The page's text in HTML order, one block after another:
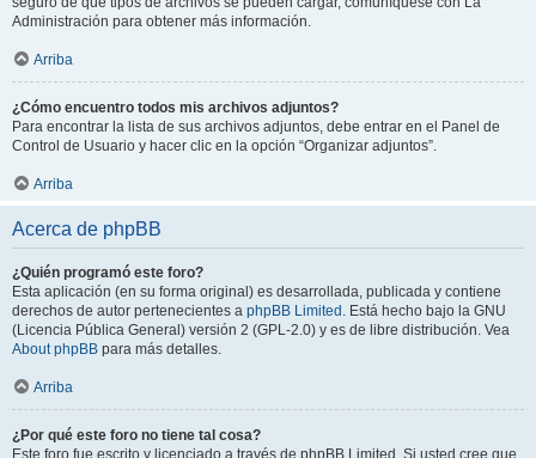
Administración para obtener más información.
Arriba
¿Cómo encuentro todos mis archivos adjuntos?
Para encontrar la lista de sus archivos adjuntos, debe entrar en el Panel de
Control de Usuario y hacer clic en la opción “Organizar adjuntos”.
Arriba
Acerca de phpBB
¿Quién programó este foro?
Esta aplicación (en su forma original) es desarrollada, publicada y contiene
derechos de autor pertenecientes a phpBB Limited . Está hecho bajo la GNU
(Licencia Pública General) versión 2 (GPL-2.0) y es de libre distribución. Vea
About phpBB para más detalles.
Arriba
¿Por qué este foro no tiene tal cosa?
Este foro fue escrito y licenciado a través de phpBB Limited. Si usted cree que